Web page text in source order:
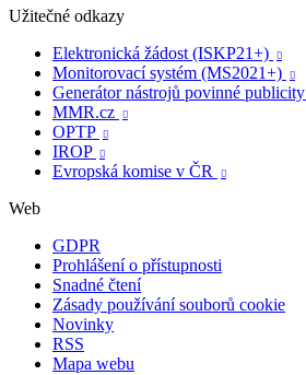
Užitečné odkazy
Elektronická žádost (ISKP21+)

Monitorovací systém (MS2021+) 
Generátor nástrojů povinné publicity
MMR.cz 
OPTP 
IROP 
Evropská komise v ČR 
Web
GDPR
Prohlášení o přístupnosti
Snadné čtení
Zásady používání souborů cookie
Novinky
RSS
Mapa webu